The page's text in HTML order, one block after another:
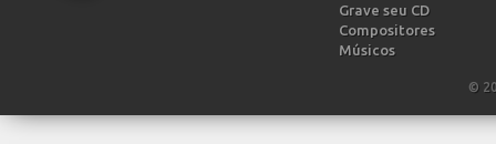
Grave seu CD
Compositores
Músicos
©